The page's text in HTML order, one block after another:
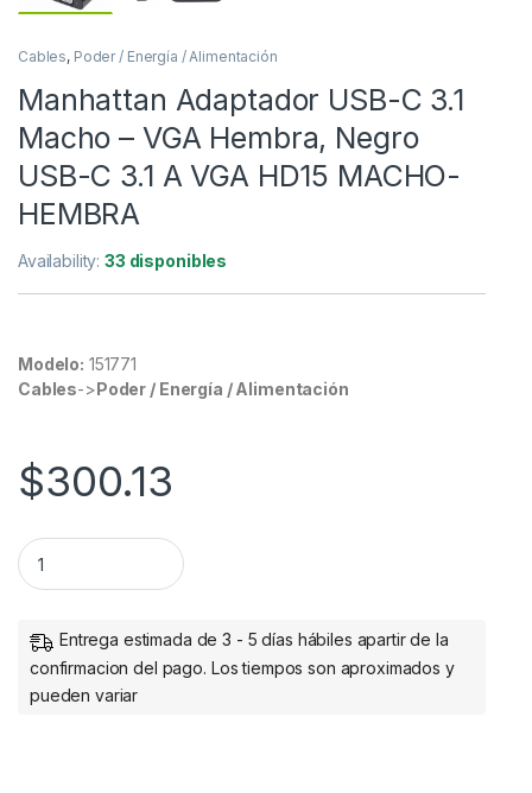
Cables, Poder / Energía / Alimentación
Manhattan Adaptador USB-C 3.1
Macho – VGA Hembra, Negro
USB-C 3.1 A VGA HD15 MACHO-
HEMBRA
Availability:33 disponibles
Modelo: 151771
Cables->Poder / Energía / Alimentación
$300.13
Manhattan Adaptador USB-C 3.1 Macho - VGA Hembra,
Entrega estimada de 3 - 5 días hábiles apartir de la
confirmacion del pago. Los tiempos son aproximados y
pueden variar